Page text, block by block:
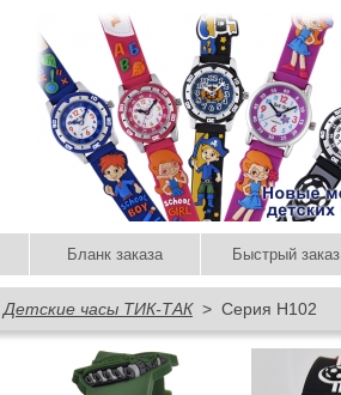
Бланк заказа Быстрый заказ
Детские часы ТИК-ТАК> Серия Н102